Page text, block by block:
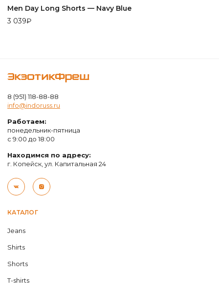
Men Day Long Shorts — Navy Blue
3 039₽
КАТАЛОГ
Jeans
Shirts
Shorts
T-shirts
ЭкзотикФреш
8 (951) 118-88-88
info@indoruss.ru
Работаем:
понедельник-пятница
с 9:00 до 18:00
Находимся по адресу:
г. Копейск, ул. Капитальная 24